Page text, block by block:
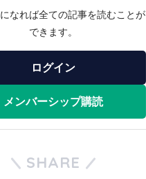
なれば全ての記事を読むことが
できます。
ログイン
メンバーシップ購読
SHARE